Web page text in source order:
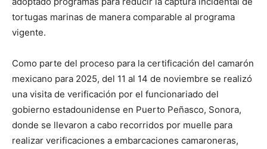
tortugas marinas de manera comparable al programa
vigente.
Como parte del proceso para la certificación del camarón
mexicano para 2025, del 11 al 14 de noviembre se realizó
una visita de verificación por el funcionariado del
gobierno estadounidense en Puerto Peñasco, Sonora,
donde se llevaron a cabo recorridos por muelle para
realizar verificaciones a embarcaciones camaroneras,